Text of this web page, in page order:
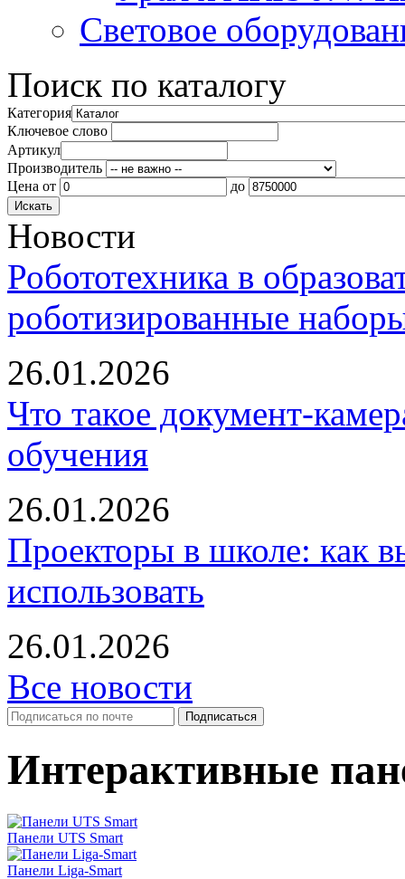
Световое
Поиск по каталогу
Категория
Ключевое слово
Артикул
Производитель
Цена от до
Новости
Робототехника в
роботизированные
26.01.2026
Что такое документ-
обучения
26.01.2026
Проекторы в школе: как
использовать
26.01.2026
Все новости
Интерактивные
Панели UTS Smart
Панели Liga-Smart